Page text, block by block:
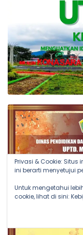
Privasi & Cookie:
ini berarti menyetujui
Untuk mengetahui
cookie, lihat di sini: